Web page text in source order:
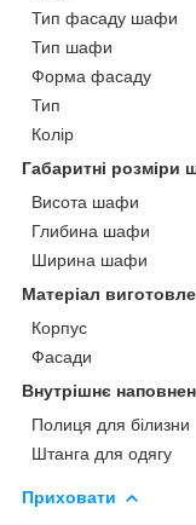
Тип фасаду шафи
Тип шафи
Форма фасаду
Тип
Колір
Габаритні розміри
Висота шафи
Глибина шафи
Ширина шафи
Матеріал
Корпус
Фасади
Внутрішнє
Полиця для білизни
Штанга для одягу
Приховати